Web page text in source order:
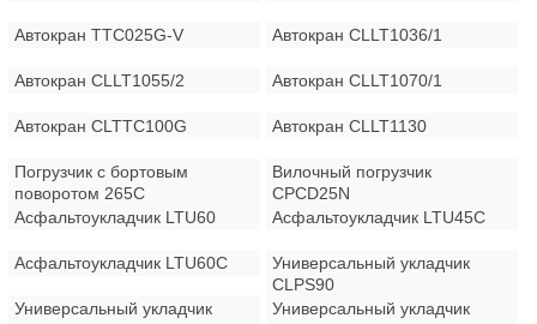
Автокран TTC025G-V Автокран CLLT1036/1
Автокран CLLT1055/2 Автокран CLLT1070/1
Автокран CLTTC100G Автокран CLLT1130
Погрузчик с бортовым
поворотом 265C
Вилочный погрузчик
CPCD25N
Асфальтоукладчик LTU60
Асфальтоукладчик LTU45C
Асфальтоукладчик LTU60C
Универсальный укладчик
CLPS90
Универсальный укладчик
Универсальный укладчик